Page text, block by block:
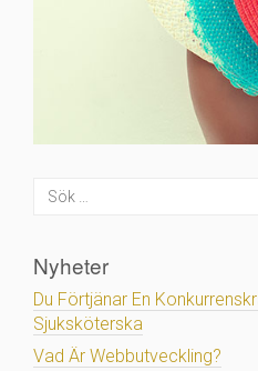
Nyheter
Du Förtjänar En
Sjuksköterska
Vad Är Webbutveckling?